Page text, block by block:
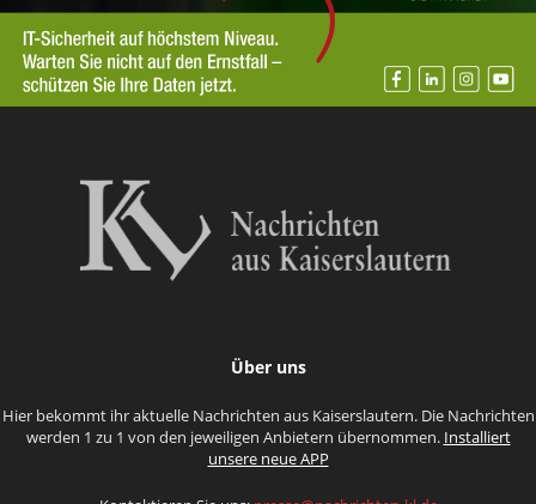
Über uns
Hier bekommt ihr aktuelle Nachrichten aus Kaiserslautern. Die Nachrichten
werden 1 zu 1 von den jeweiligen Anbietern übernommen. Installiert
unsere neue APP